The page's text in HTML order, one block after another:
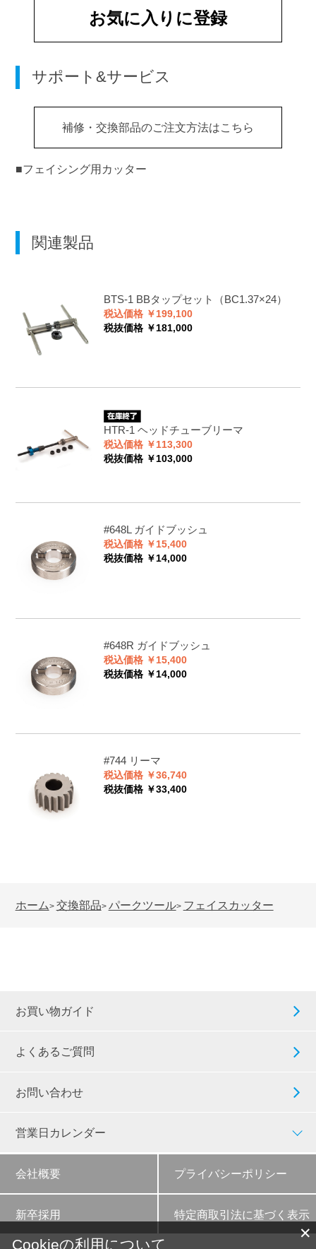
お気に入りに登録
サポート&サービス
補修・交換部品のご注文方法はこちら
■フェイシング用カッター
関連製品
BTS-1 BBタップセット（BC1.37×24）
税込価格 ￥199,100
税抜価格 ￥181,000
HTR-1 ヘッドチューブリーマ
税込価格 ￥113,300
税抜価格 ￥103,000
#648L ガイドブッシュ
税込価格 ￥15,400
税抜価格 ￥14,000
#648R ガイドブッシュ
税込価格 ￥15,400
税抜価格 ￥14,000
#744 リーマ
税込価格 ￥36,740
税抜価格 ￥33,400
ホーム> 交換部品> パークツール> フェイスカッター
お買い物ガイド
よくあるご質問
お問い合わせ
営業日カレンダー
会社概要 プライバシーポリシー
新卒採用 特定商取引法に基づく表示
✕
Cookieの利用について